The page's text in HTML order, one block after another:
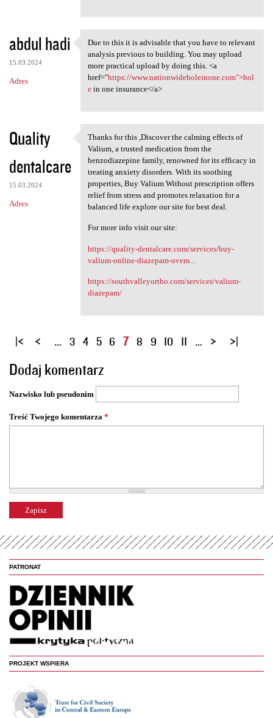
abdul hadi
15.03.2024
Adres
Due to this it is advisable
Due to this it is advisable that you have to relevant
analysis previous to building. You may upload
more practical upload by doing this. <a
href="https://www.nationwideholeinone.com">hol
ein one insurance</a>
Quality
dentalcare
15.03.2024
Adres
Thanks for this ,Discover the
Thanks for this ,Discover the calming effects of
Valium, a trusted medication from the
benzodiazepine family, renowned for its efficacy in
treating anxiety disorders. With its soothing
properties, Buy Valium Without prescription offers
relief from stress and promotes relaxation for a
balanced life explore our site for best deal.
For more info visit our site:
https://quality-dentalcare.com/services/buy-
valium-online-diazepam-overn...
https://southvalleyortho.com/services/valium-
diazepam/
S
r
o
n
y
… 3 4 5 6 7 8 9 10 11 …
Dodaj komentarz
Nazwisko lub pseudonim
Treść Twojego komentarza *
PATRONAT
PROJEKT WSPIERA